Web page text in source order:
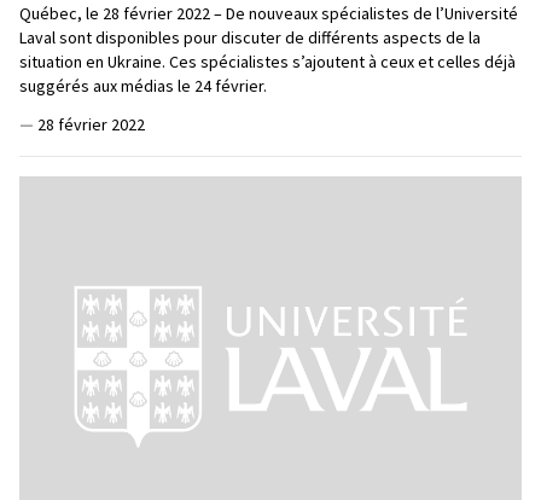
Québec, le 28 février 2022 – De nouveaux spécialistes de l’Université
Laval sont disponibles pour discuter de différents aspects de la
situation en Ukraine. Ces spécialistes s’ajoutent à ceux et celles déjà
suggérés aux médias le 24 février.
— 28 février 2022